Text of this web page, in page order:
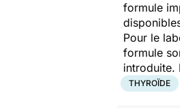
formule
Pour le
formule
introduite.
THYROÏDE